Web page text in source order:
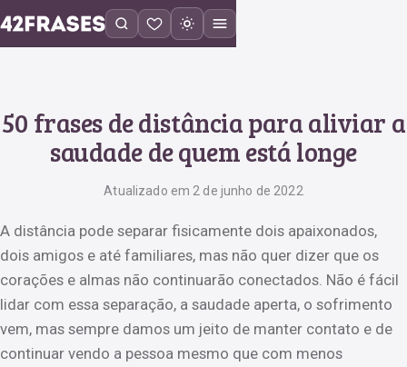
50 frases de distância para aliviar a
saudade de quem está longe
Atualizado em 2 de junho de 2022
A distância pode separar fisicamente dois apaixonados,
dois amigos e até familiares, mas não quer dizer que os
corações e almas não continuarão conectados. Não é fácil
lidar com essa separação, a saudade aperta, o sofrimento
vem, mas sempre damos um jeito de manter contato e de
continuar vendo a pessoa mesmo que com menos